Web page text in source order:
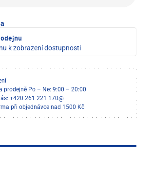
k zobrazení dostupnosti
prodejně Po – Ne: 9:00 – 20:00
+420 261 221 170@
při objednávce nad 1500 Kč